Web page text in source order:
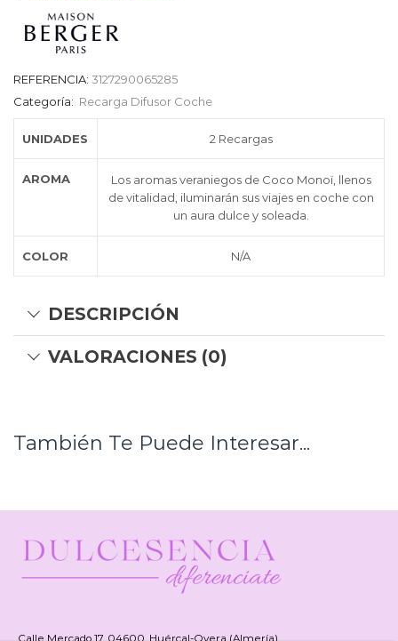
REFERENCIA: 3127290065285
Categoría: Recarga Difusor Coche
UNIDADES 2 Recargas
AROMA
Los aromas veraniegos de Coco Monoï, llenos
de vitalidad, iluminarán sus viajes en coche con
un aura dulce y soleada.
COLOR N/A
DESCRIPCIÓN
VALORACIONES (0)
También Te Puede Interesar...
Calle Mercado 17, 04600, Huércal-Overa (Almería)